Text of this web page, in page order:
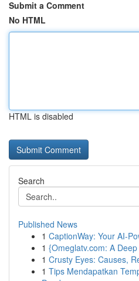
Submit a Comment
No HTML
HTML is disabled
Search
Published News
1 CaptionWay: Your AI-
1 {Omeglatv.com: A
1 Crusty Eyes: Causes,
1 Tips Mendapatkan